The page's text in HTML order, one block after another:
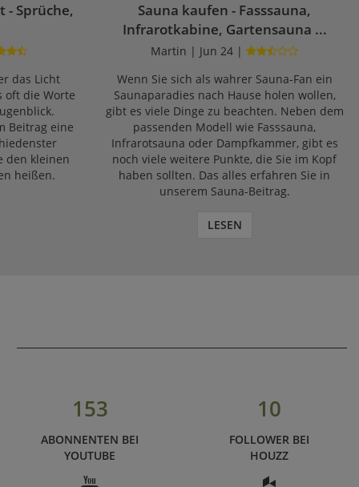
- Sprüche,
das Licht
oft die Worte
Beitrag eine
den kleinen
heißen.
Sauna kaufen - Fasssauna,
Infrarotkabine, Gartensauna ...
Martin | Jun 24 |
Wenn Sie sich als wahrer Sauna-Fan ein
Saunaparadies nach Hause holen wollen,
gibt es viele Dinge zu beachten. Neben dem
passenden Modell wie Fasssauna,
Infrarotsauna oder Dampfkammer, gibt es
noch viele weitere Punkte, die Sie im Kopf
haben sollten. Das alles erfahren Sie in
unserem Sauna-Beitrag.
LESEN
153
ABONNENTEN BEI
YOUTUBE
10
FOLLOWER BEI
HOUZZ